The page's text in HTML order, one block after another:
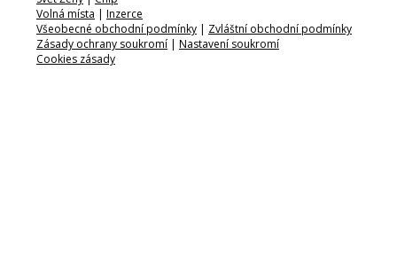
Volná místa | Inzerce
Všeobecné obchodní podmínky | Zvláštní obchodní podmínky
Zásady ochrany soukromí | Nastavení soukromí
Cookies zásady